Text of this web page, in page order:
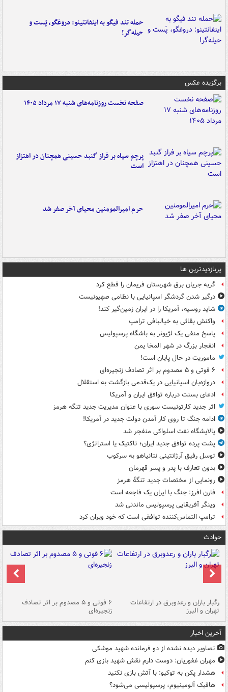
حمله تند فیگو به اینفانتینو: دروغگو، پَست‌ و
حیله‌گر!
برگزیده عکس
صفحه نخست روزنامه‌های شنبه ۱۷ مرداد ۱۴۰۵
پرچم سیاه بر فراز گنبد حسینی همچنان در اهتزاز
است
حرم امیرالمومنین محیای آخر صفر شد
پربازدیدترین ها
گربه جریان برق شهرستان فریمان را قطع کرد
درگیر شدن گردشگر اسپانیایی با نظامی صهیونیست
شاید روسیه، آمریکا را در ایران زمین‌گیر کند!
واکنش بقائی به خیالبافی ترامپ
پاسخ منفی یک لژیونر به باشگاه پرسپولیس
انفجار بزرگ در شهر المخا یمن
ماموریت در حال پایان است!
۶ فوتی و ۵ مصدوم بر اثر تصادف زنجیره‌ای
دروازه‌بان اسپانیایی در یک‌قدمی بازگشت به استقلال
ادعای بسنت درباره توافق ایران و آمریکا
اثر جدید کارتونیست سوری با عنوان مدیریت جدید تنگه هرمز
ادامه جنگ تا روی کار آمدن دولت جدید در آمریکا!
پالایشگاه نفت اسلواکی منفجر شد
پشت پرده توافق جدید ایران؛ تاکتیک یا استراتژی؟
توسل رفیق آرژانتینی نتانیاهو به سرکوب
بدون تعارف با پدر و پسر قهرمان
رونمایی از مختصات جدید تنگۀ هرمز
فارن افرز: جنگ با ایران یک فاجعه است
وینگر آفریقایی پرسپولیس ماندنی شد
ترامپ التماس‌کننده توافقی است که خود ویران کرد
حوادث
رگبار باران و رعدوبرق در ارتفاعات
تهران و البرز
۶ فوتی و ۵ مصدوم بر اثر تصادف
زنجیره‌ای
آخرین اخبار
تصاویر دیده‌ نشده از دو فرمانده شهید موشکی
مهران غفوریان: دوست دارم نقش شهید بازی کنم
هشدار پکن به توکیو: با آتش بازی نکنید
هافبک آلومینیوم، پرسپولیسی می‌شود؟